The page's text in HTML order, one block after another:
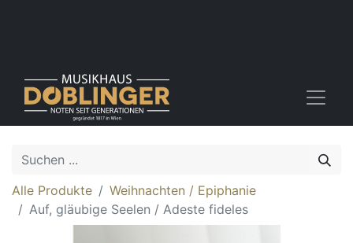
Alle Produkte
Weihnachten / Epiphanie
Auf, gläubige Seelen / Adeste fideles